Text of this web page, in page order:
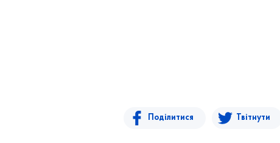
Поділитися Твітнути